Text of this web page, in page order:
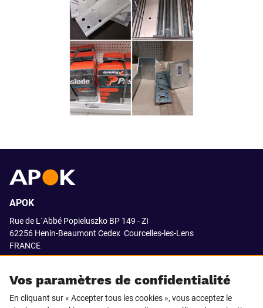
Vos paramètres de confidentialité
En cliquant sur « Accepter tous les cookies », vous acceptez le
APOK
Rue de L´Abbé Popieluszko BP 149 - ZI
62256 Henin-Beaumont Cedex Courcelles-les-Lens
FRANCE